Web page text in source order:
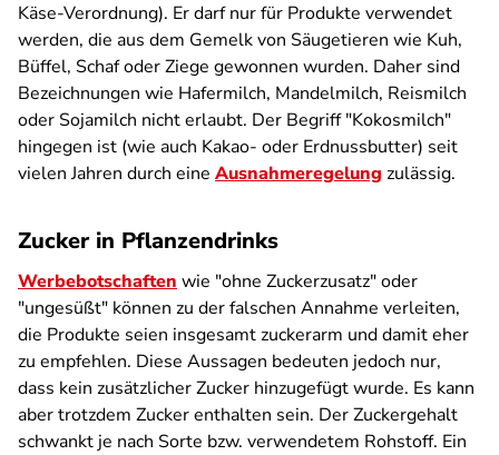
Käse-Verordnung). Er darf nur für Produkte verwendet
werden, die aus dem Gemelk von Säugetieren wie Kuh,
Büffel, Schaf oder Ziege gewonnen wurden. Daher sind
Bezeichnungen wie Hafermilch, Mandelmilch, Reismilch
oder Sojamilch nicht erlaubt. Der Begriff "Kokosmilch"
hingegen ist (wie auch Kakao- oder Erdnussbutter) seit
vielen Jahren durch eine Ausnahmeregelung zulässig.
Zucker in Pflanzendrinks
Werbebotschaften wie "ohne Zuckerzusatz" oder
"ungesüßt" können zu der falschen Annahme verleiten,
die Produkte seien insgesamt zuckerarm und damit eher
zu empfehlen. Diese Aussagen bedeuten jedoch nur,
dass kein zusätzlicher Zucker hinzugefügt wurde. Es kann
aber trotzdem Zucker enthalten sein. Der Zuckergehalt
schwankt je nach Sorte bzw. verwendetem Rohstoff. Ein